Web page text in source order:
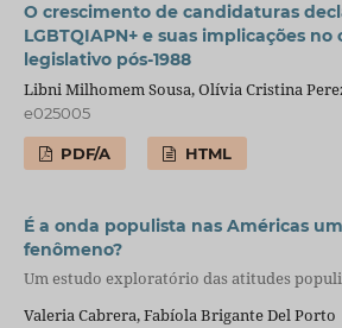
O crescimento de candidaturas
LGBTQIAPN+ e suas implicações
legislativo pós-1988
Libni Milhomem Sousa, Olívia Cristina
e025005
PDF/A HTML
É a onda populista nas Américas
fenômeno?
Um estudo exploratório das atitudes
Valeria Cabrera, Fabíola Brigante Del Porto